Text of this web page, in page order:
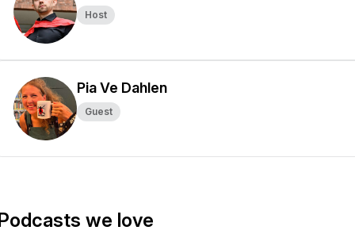
Host
Pia Ve Dahlen
Guest
we love